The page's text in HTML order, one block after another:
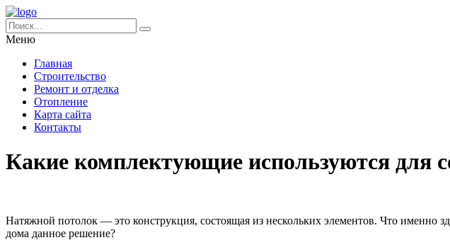
Меню
Главная
Строительство
Ремонт и отделка
Отопление
Карта сайта
Контакты
Какие комплектующие используются для
Натяжной потолок — это конструкция, состоящая из нескольких элементов. Что именно
дома данное решение?